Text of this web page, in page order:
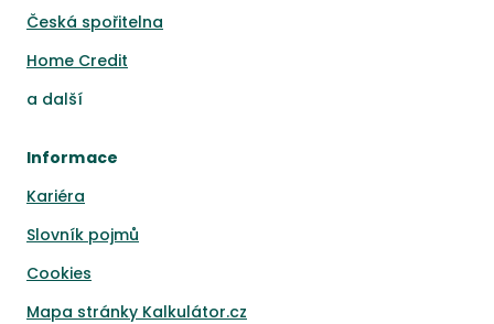
Česká spořitelna
Home Credit
a další
Informace
Kariéra
Slovník pojmů
Cookies
Mapa stránky Kalkulátor.cz